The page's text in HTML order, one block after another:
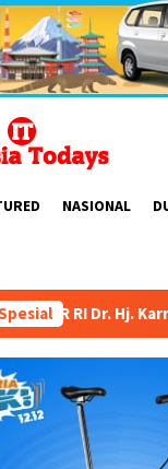
NASIONAL
M.M.;